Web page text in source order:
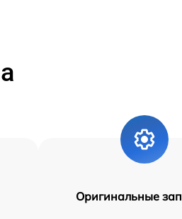
Оригинальные